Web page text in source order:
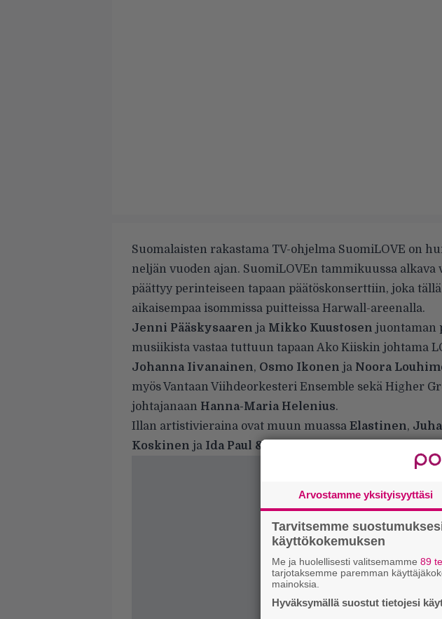
Suomalaisten rakastama TV-ohjelma SuomiLOVE on
neljän vuoden ajan. SuomiLOVEn tammikuussa alkava
päättyy perinteiseen tapaan päätöskonserttiin, joka
aikaisempaa isommissa puitteissa Harwall-areenalla.
Jenni Pääskysaaren ja Mikko Kuustosen juontaman
musiikista vastaa tuttuun tapaan Ako Kiiskin johtama
Johanna Iivanainen, Osmo Ikonen ja Noora
myös Vantaan Viihdeorkesteri Ensemble sekä Higher
johtajanaan Hanna-Maria Helenius.
Illan artistivieraina ovat muun muassa Elastinen,
Koskinen ja Ida Paul & Kalle Lindroth
Arvostamme yksityisyyttäsi
Tarvitsemme
käyttökokemuksen
Me ja huolellisesti valitsemamme 89
tarjotaksemme paremman
mainoksia.
Hyväksymällä suostut tietojesi